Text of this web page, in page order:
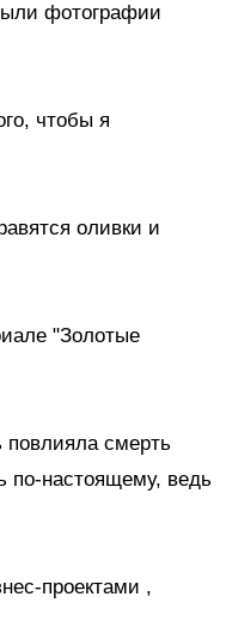
фотографии
чтобы я
оливки и
"Золотые
смерть
по-настоящему, ведь
проектами ,